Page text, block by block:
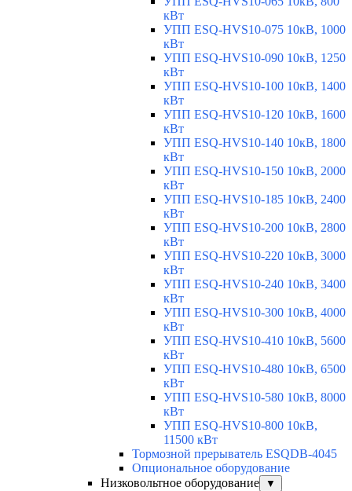
кВт
УПП ESQ-HVS10-075 10кВ, 1000
кВт
УПП ESQ-HVS10-090 10кВ, 1250
кВт
УПП ESQ-HVS10-100 10кВ, 1400
кВт
УПП ESQ-HVS10-120 10кВ, 1600
кВт
УПП ESQ-HVS10-140 10кВ, 1800
кВт
УПП ESQ-HVS10-150 10кВ, 2000
кВт
УПП ESQ-HVS10-185 10кВ, 2400
кВт
УПП ESQ-HVS10-200 10кВ, 2800
кВт
УПП ESQ-HVS10-220 10кВ, 3000
кВт
УПП ESQ-HVS10-240 10кВ, 3400
кВт
УПП ESQ-HVS10-300 10кВ, 4000
кВт
УПП ESQ-HVS10-410 10кВ, 5600
кВт
УПП ESQ-HVS10-480 10кВ, 6500
кВт
УПП ESQ-HVS10-580 10кВ, 8000
кВт
УПП ESQ-HVS10-800 10кВ,
11500 кВт
Тормозной прерыватель ESQDB-4045
Опциональное оборудование
Низковольтное оборудование
▼